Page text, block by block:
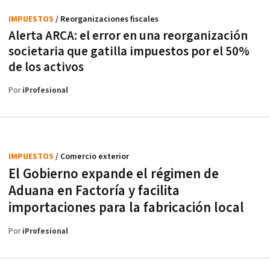
Alerta ARCA: el error en una reorganización
societaria que gatilla impuestos por el 50%
de los activos
IMPUESTOS / Reorganizaciones fiscales
PoriProfesional
El Gobierno expande el régimen de
Aduana en Factoría y facilita
importaciones para la fabricación local
IMPUESTOS / Comercio exterior
PoriProfesional